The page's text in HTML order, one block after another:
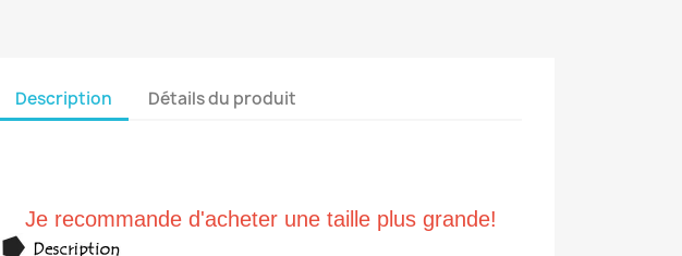
Description Détails du produit
Je recommande d'acheter une taille plus grande!